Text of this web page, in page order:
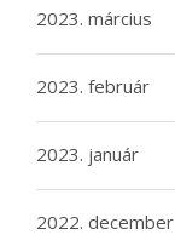
2023. március
2023. február
2023. január
2022. december